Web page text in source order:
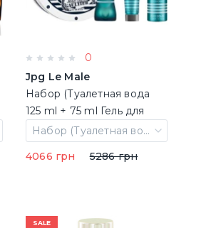
0
Jpg Le Male
Набор (Туалетная вода
125 ml + 75 ml Гель для
душа + 150 ml Дезодорант
spray)
Набор (Туалетная вода 125 ml + 75 ml Гель для душа + 150 ml Дезодорант spray)
4066 грн
5286 грн
SALE